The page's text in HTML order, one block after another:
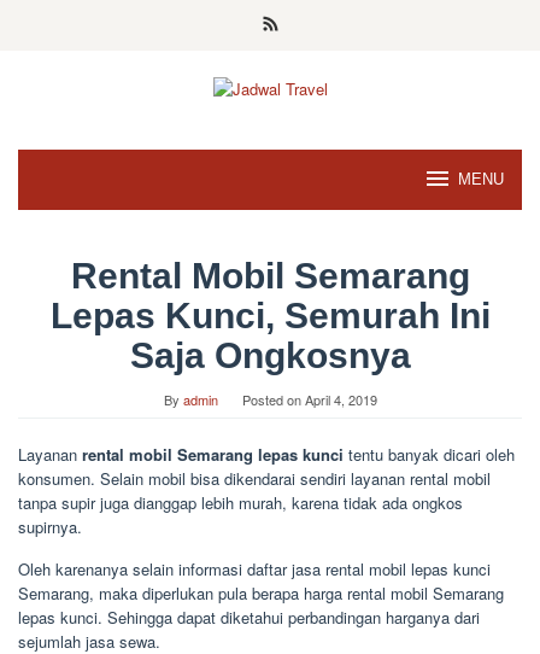
MENU
Rental Mobil Semarang
Lepas Kunci, Semurah Ini
Saja Ongkosnya
By admin Posted onApril 4, 2019
Layanan rental mobil Semarang lepas kunci tentu banyak dicari oleh
konsumen. Selain mobil bisa dikendarai sendiri layanan rental mobil
tanpa supir juga dianggap lebih murah, karena tidak ada ongkos
supirnya.
Oleh karenanya selain informasi daftar jasa rental mobil lepas kunci
Semarang, maka diperlukan pula berapa harga rental mobil Semarang
lepas kunci. Sehingga dapat diketahui perbandingan harganya dari
sejumlah jasa sewa.